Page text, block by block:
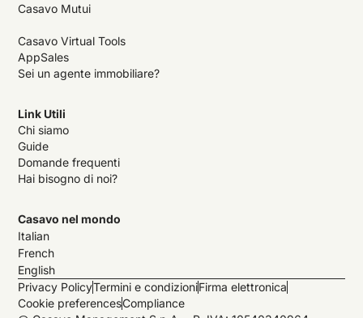
Casavo Mutui
Casavo Virtual Tools
AppSales
Sei un agente immobiliare?
Link Utili
Chi siamo
Guide
Domande frequenti
Hai bisogno di noi?
Casavo nel mondo
Italian
French
English
Privacy PolicyTermini e condizioniFirma elettronica
Cookie preferencesCompliance